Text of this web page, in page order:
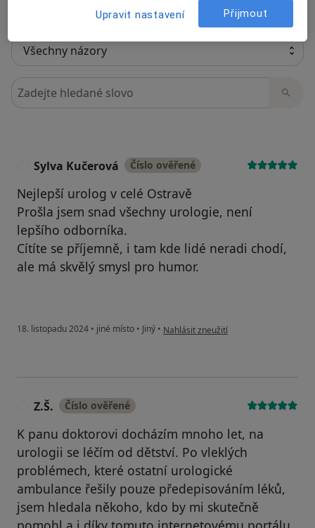
Hledejte v názorech
Sylva Kučerová Číslo ověřené
Nejlepší urolog v celé Ostravě
Prošla jsem snad všechny urologie, není
lepšího odborníka.
Cítíte se příjemně, i tam kde lidé neradi chodí,
ale má skvělý smysl pro humor.
18. listopadu 2024 • jiné místo • Jiný • podle názoru uživatele Sylva Kučerová
Nahlásit zneužití
Z.Š. Číslo ověřené
K panu doktorovi docházím mnoho let, na
urologii se léčím od dětství. Po vleklých
problémech, které ostatní urologické
ambulance řešily pouze předepisováním léků,
jsem hledala někoho, kdo by mi skutečně
Upravit nastavení Přijmout